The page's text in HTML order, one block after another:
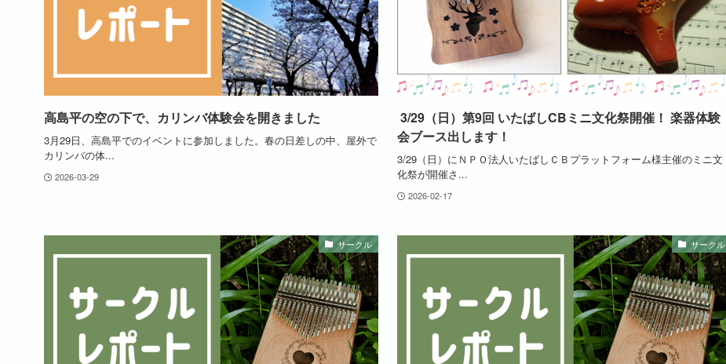
高島平の空の下で、カリンバ体験会を開きました
3月29日、高島平でのイベントに参加しました。春の日差しの中、屋外で
カリンバの体...
2026-03-29
3/29（日）第9回 いたばしCBミニ文化祭開催！ 楽器体験
会ブース出します！
3/29（日）にＮＰＯ法人いたばしＣＢプラットフォーム様主催のミニ文
化祭が開催さ...
2026-02-17
サークル サークル